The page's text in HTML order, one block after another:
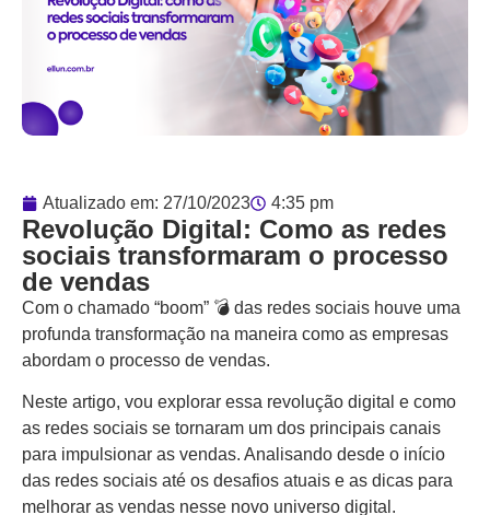
Atualizado em: 27/10/2023 4:35 pm
Revolução Digital: Como as redes
sociais transformaram o processo
de vendas
Com o chamado “boom” 💣 das redes sociais houve uma
profunda transformação na maneira como as empresas
abordam o processo de vendas.
Neste artigo, vou explorar essa revolução digital e como
as redes sociais se tornaram um dos principais canais
para impulsionar as vendas. Analisando desde o início
das redes sociais até os desafios atuais e as dicas para
melhorar as vendas nesse novo universo digital.